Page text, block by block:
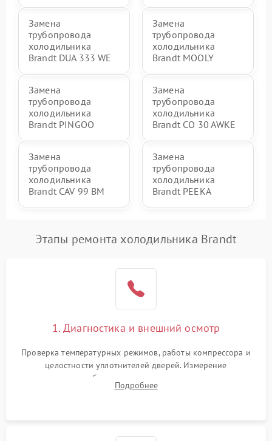
Замена
трубопровода
холодильника
Brandt DUA 333 WE
Замена
трубопровода
холодильника
Brandt MOOLY
Замена
трубопровода
холодильника
Brandt PINGOO
Замена
трубопровода
холодильника
Brandt CO 30 AWKE
Замена
трубопровода
холодильника
Brandt CAV 99 BM
Замена
трубопровода
холодильника
Brandt PEEKA
Этапы ремонта холодильника Brandt
1. Диагностика и внешний осмотр
Проверка температурных режимов, работы компрессора и
целостности уплотнителей дверей. Измерение
сопротивления обмоток мотора, проверка термостата и
считывание кодов ошибок с электронного дисплея.
Подробнее